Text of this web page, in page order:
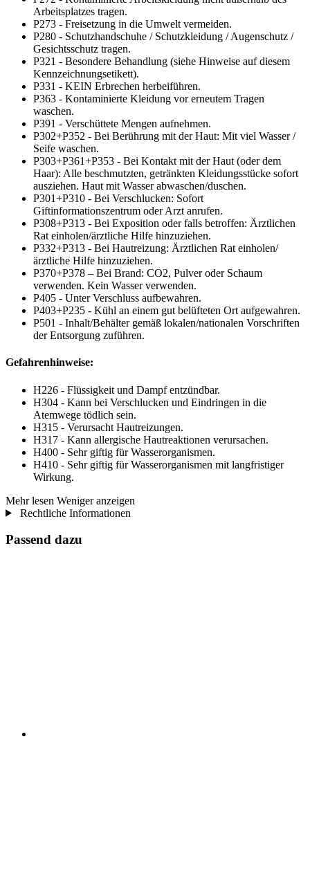
Arbeitsplatzes tragen.
P273 - Freisetzung in die Umwelt vermeiden.
P280 - Schutzhandschuhe / Schutzkleidung / Augenschutz /
Gesichtsschutz tragen.
P321 - Besondere Behandlung (siehe Hinweise auf diesem
Kennzeichnungsetikett).
P331 - KEIN Erbrechen herbeiführen.
P363 - Kontaminierte Kleidung vor erneutem Tragen
waschen.
P391 - Verschüttete Mengen aufnehmen.
P302+P352 - Bei Berührung mit der Haut: Mit viel Wasser /
Seife waschen.
P303+P361+P353 - Bei Kontakt mit der Haut (oder dem
Haar): Alle beschmutzten, getränkten Kleidungsstücke sofort
ausziehen. Haut mit Wasser abwaschen/duschen.
P301+P310 - Bei Verschlucken: Sofort
Giftinformationszentrum oder Arzt anrufen.
P308+P313 - Bei Exposition oder falls betroffen: Ärztlichen
Rat einholen/ärztliche Hilfe hinzuziehen.
P332+P313 - Bei Hautreizung: Ärztlichen Rat einholen/
ärztliche Hilfe hinzuziehen.
P370+P378 – Bei Brand: CO2, Pulver oder Schaum
verwenden. Kein Wasser verwenden.
P405 - Unter Verschluss aufbewahren.
P403+P235 - Kühl an einem gut belüfteten Ort aufgewahren.
P501 - Inhalt/Behälter gemäß lokalen/nationalen Vorschriften
der Entsorgung zuführen.
Gefahrenhinweise:
H226 - Flüssigkeit und Dampf entzündbar.
H304 - Kann bei Verschlucken und Eindringen in die
Atemwege tödlich sein.
H315 - Verursacht Hautreizungen.
H317 - Kann allergische Hautreaktionen verursachen.
H400 - Sehr giftig für Wasserorganismen.
H410 - Sehr giftig für Wasserorganismen mit langfristiger
Wirkung.
Mehr lesen Weniger anzeigen
Rechtliche Informationen
Passend dazu